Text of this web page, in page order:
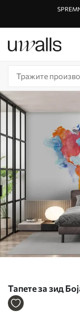
Тапете за зид